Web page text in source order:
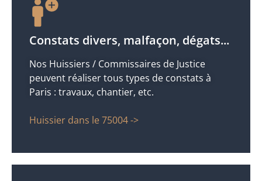
Constats divers, malfaçon, dégats...
Nos Huissiers / Commissaires de Justice
peuvent réaliser tous types de constats à
Paris : travaux, chantier, etc.
Huissier dans le 75004 ->